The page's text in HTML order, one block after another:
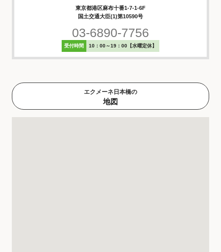
東京都港区麻布十番1-7-1-6F
国土交通大臣(1)第10590号
03-6890-7756
受付時間 10：00～19：00【水曜定休】
エクメーネ日本橋の
地図